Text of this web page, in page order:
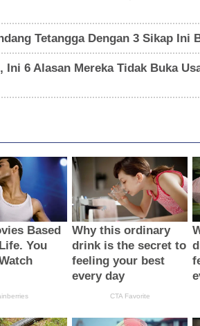
Tetangga Dengan 3 Sikap Ini
6 Alasan Mereka Tidak Buka